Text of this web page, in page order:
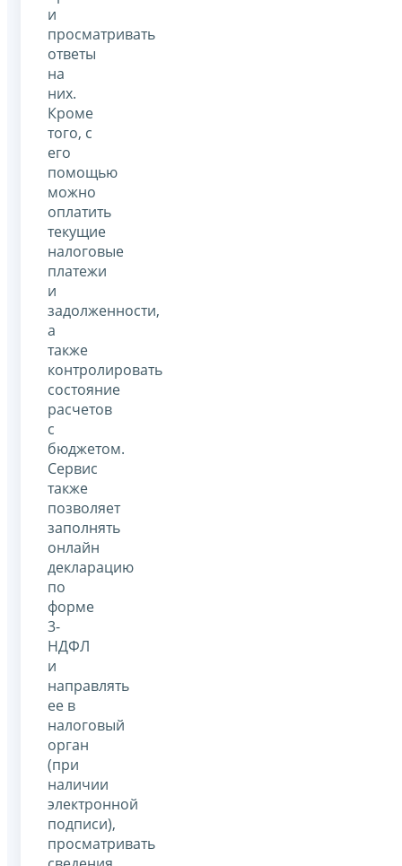
и
просматривать
ответы
на
них.
Кроме
того, с
его
помощью
можно
оплатить
текущие
налоговые
платежи
и
задолженности,
а
также
контролировать
состояние
расчетов
с
бюджетом.
Сервис
также
позволяет
заполнять
онлайн
декларацию
по
форме
3-
НДФЛ
и
направлять
ее в
налоговый
орган
(при
наличии
электронной
подписи),
просматривать